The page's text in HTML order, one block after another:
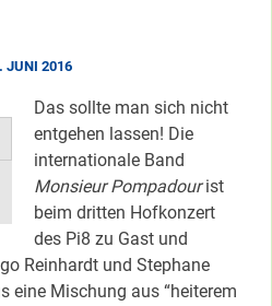
JUNI 2016
Das sollte man sich nicht
entgehen lassen! Die
internationale Band
Monsieur Pompadourist
beim dritten Hofkonzert
des Pi8 zu Gast und
Reinhardt und Stephane
eine Mischung aus “heiterem